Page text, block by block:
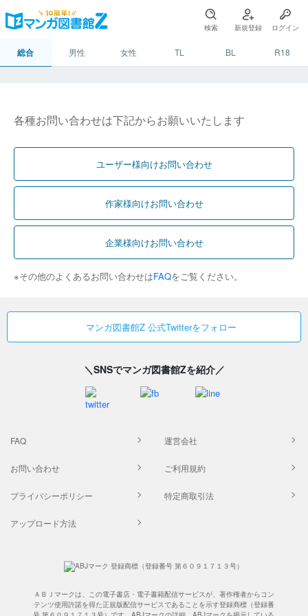
検索 新規登録 ログイン
総合 男性 女性 TL BL R18
各種お問い合わせは下記からお願いいたします
ユーザー様向けお問い合わせ
作家様向けお問い合わせ
企業様向けお問い合わせ
※その他のよくあるお問い合わせはFAQをご覧ください。
マンガ図書館Z 公式Twitterをフォロー
＼SNSでマンガ図書館Zを紹介／
FAQ 運営会社
お問い合わせ ご利用規約
プライバシーポリシー 特定商取引法
アップロード方法
ＡＢＪマークは、この電子書店・電子書籍配信サービスが、著作権者からコン
テンツ使用許諾を得た正規版配信サービスであることを示す登録商標（登録番